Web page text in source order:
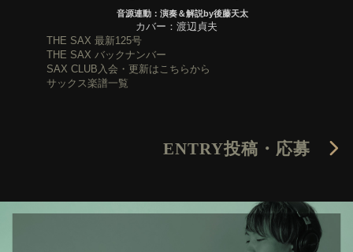
音源連動：演奏＆解説by後藤天太
カバー：渡辺貞夫
THE SAX 最新125号
THE SAX バックナンバー
SAX CLUB入会・更新はこちらから
サックス楽譜一覧
ENTRY投稿・応募